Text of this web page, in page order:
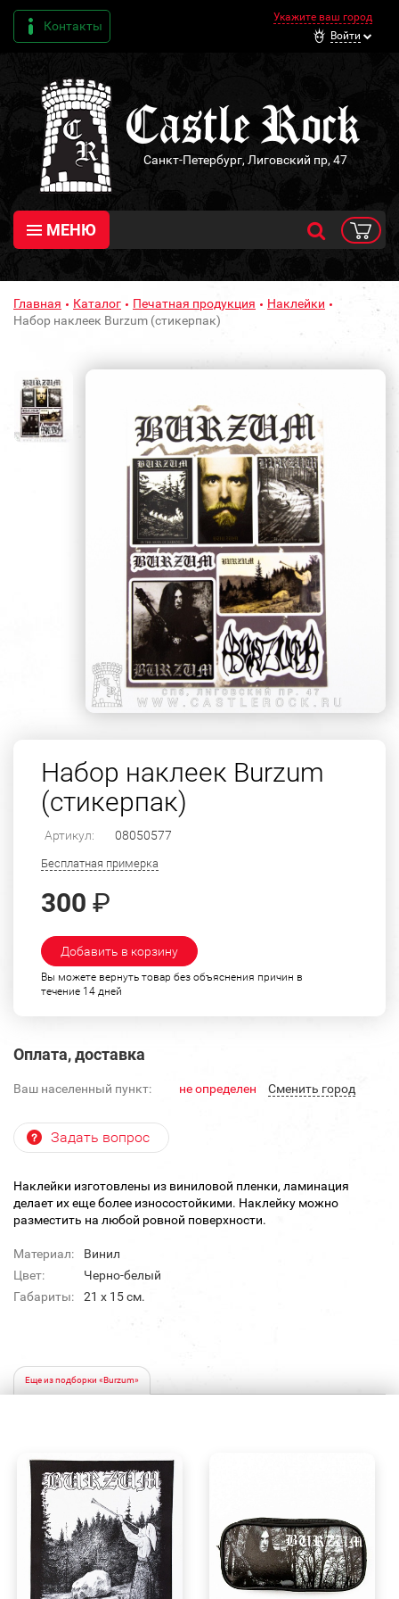
Контакты
Укажите ваш город
Войти
Санкт-Петербург, Лиговский пр, 47
МЕНЮ
Главная Каталог Печатная продукция
Наклейки
Набор наклеек Burzum (стикерпак)
Набор наклеек Burzum
(стикерпак)
Артикул: 08050577
Бесплатная примерка
300 ₽
Добавить в корзину
Вы можете вернуть товар без объяснения причин в
течение 14 дней
Оплата, доставка
Ваш населенный пункт: не определен Cменить город
Задать вопрос
Наклейки изготовлены из виниловой пленки, ламинация
делает их еще более износостойкими. Наклейку можно
разместить на любой ровной поверхности.
Материал:
Винил
Цвет:
Черно-белый
Габариты:
21 x 15 см.
Еще из подборки «Burzum»